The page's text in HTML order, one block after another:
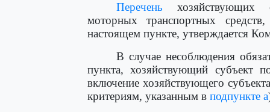
Перечень хозяйствующих
моторных транспортных
настоящем пункте, утверждается
В случае несоблюдения
пункта, хозяйствующий субъект
включение хозяйствующего
критериям, указанным в подпункте а